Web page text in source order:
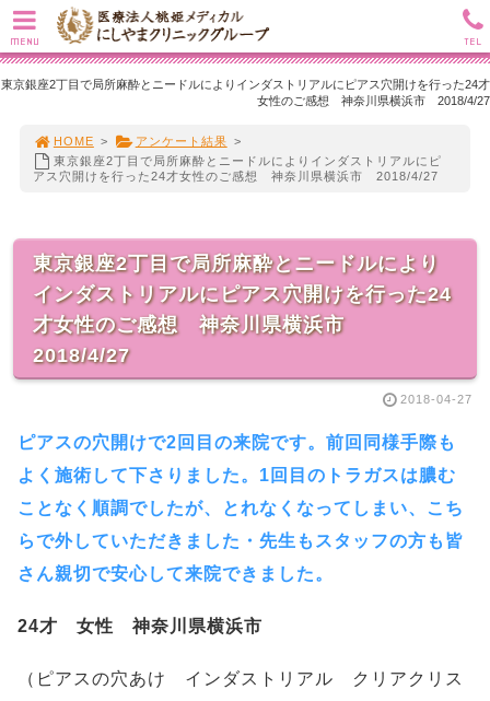
東京銀座2丁目で局所麻酔とニードルによりインダストリアルにピアス穴開けを行った24才
女性のご感想 神奈川県横浜市 2018/4/27
HOME > アンケート結果 >
東京銀座2丁目で局所麻酔とニードルによりインダストリアルにピ
アス穴開けを行った24才女性のご感想 神奈川県横浜市 2018/4/27
東京銀座2丁目で局所麻酔とニードルにより
インダストリアルにピアス穴開けを行った24
才女性のご感想 神奈川県横浜市
2018/4/27
2018-04-27
ピアスの穴開けで2回目の来院です。前回同様手際も
よく施術して下さりました。1回目のトラガスは膿む
ことなく順調でしたが、とれなくなってしまい、こち
らで外していただきました・先生もスタッフの方も皆
さん親切で安心して来院できました。
24才 女性 神奈川県横浜市
（ピアスの穴あけ インダストリアル クリアクリス
MENU TEL